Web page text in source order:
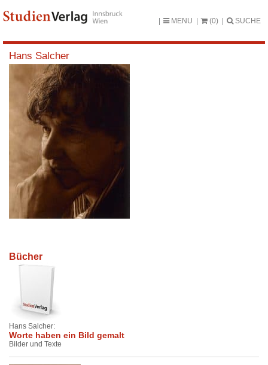
MENU (0) SUCHE
Hans Salcher
Bücher
Hans Salcher:
Worte haben ein Bild gemalt
Bilder und Texte